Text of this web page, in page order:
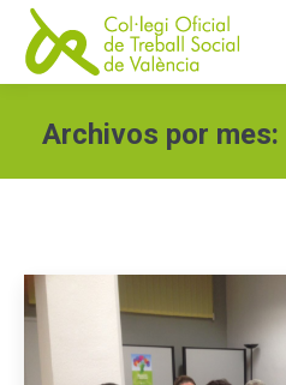
Archivos por mes: